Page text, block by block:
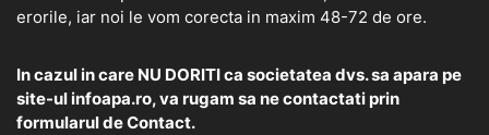
erorile, iar noi le vom corecta in maxim 48-72 de ore.
In cazul in care NU DORITI ca societatea dvs. sa apara pe
site-ul infoapa.ro, va rugam sa ne contactati prin
formularul deContact.